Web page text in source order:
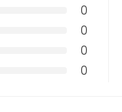
0
0
0
0